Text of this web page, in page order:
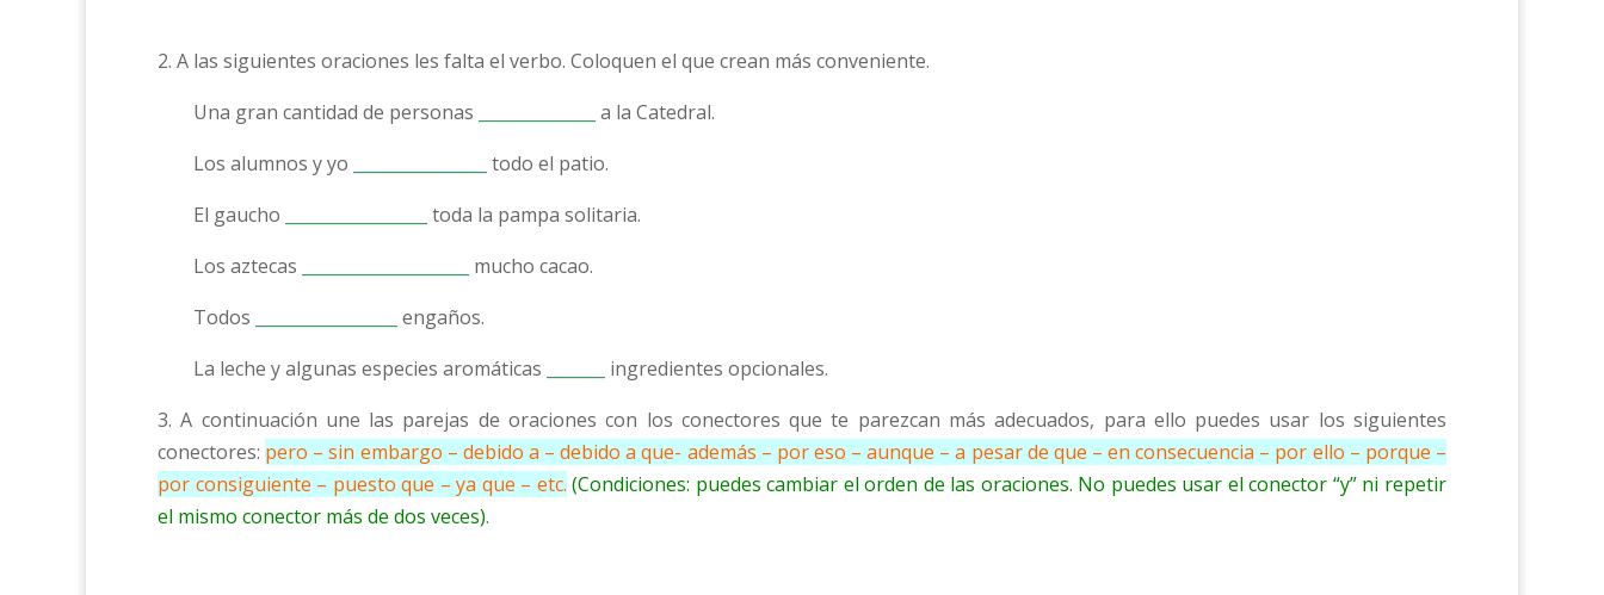
2. A las siguientes oraciones les falta el verbo. Coloquen el que crean más conveniente.
Una gran cantidad de personas
a la Catedral.
Los alumnos y yo
todo el patio.
El gaucho
toda la pampa solitaria.
Los aztecas
mucho cacao.
Todos
engaños.
La leche y algunas especies aromáticas
ingredientes opcionales.
3. A continuación une las parejas de oraciones con los conectores que te parezcan más adecuados, para ello puedes usar los siguientes
conectores: pero – sin embargo – debido a – debido a que- además – por eso – aunque – a pesar de que – en consecuencia – por ello – porque –
por consiguiente – puesto que – ya que – etc. (Condiciones: puedes cambiar el orden de las oraciones. No puedes usar el conector “y” ni repetir
el mismo conector más de dos veces).